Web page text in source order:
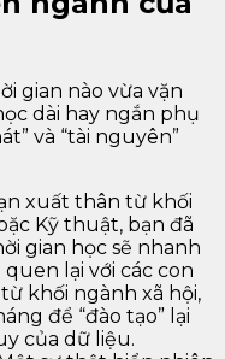
gian nào vừa vặn
dài hay ngắn phụ
và “tài nguyên”
xuất thân từ khối
Kỹ thuật, bạn đã
gian học sẽ nhanh
lại với các con
khối ngành xã hội,
để “đào tạo” lại
của dữ liệu.